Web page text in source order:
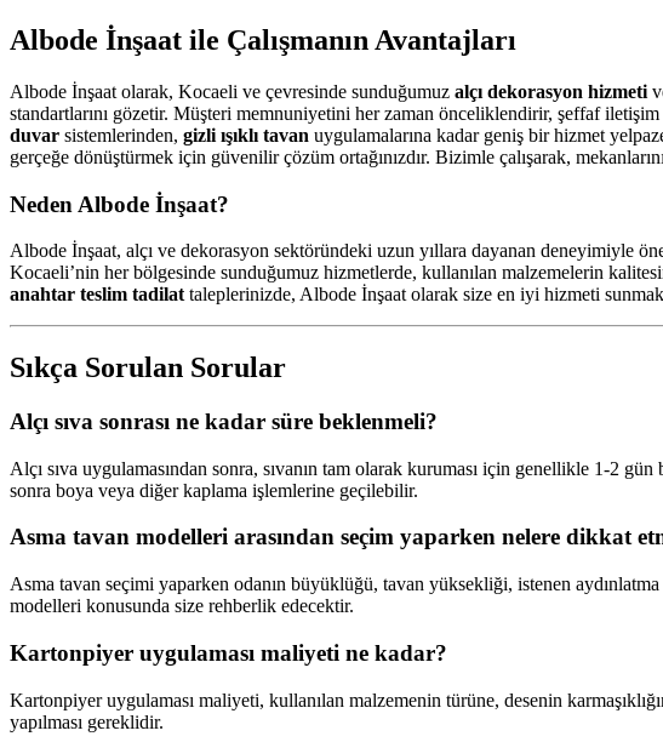
Albode İnşaat ile Çalışmanın Avantajları
Albode İnşaat olarak, Kocaeli ve çevresinde sunduğumuz alçı dekorasyon hizmeti
standartlarını gözetir. Müşteri memnuniyetini her zaman önceliklendirir, şeffaf iletişim
duvar sistemlerinden, gizli ışıklı tavan uygulamalarına kadar geniş bir hizmet
gerçeğe dönüştürmek için güvenilir çözüm ortağınızdır. Bizimle çalışarak,
Neden Albode İnşaat?
Albode İnşaat, alçı ve dekorasyon sektöründeki uzun yıllara dayanan deneyimiyle
Kocaeli’nin her bölgesinde sunduğumuz hizmetlerde, kullanılan malzemelerin
anahtar teslim tadilat taleplerinizde, Albode İnşaat olarak size en iyi hizmeti
Sıkça Sorulan Sorular
Alçı sıva sonrası ne kadar süre beklenmeli?
Alçı sıva uygulamasından sonra, sıvanın tam olarak kuruması için genellikle 1-2
sonra boya veya diğer kaplama işlemlerine geçilebilir.
Asma tavan modelleri arasından seçim yaparken nelere dikkat
Asma tavan seçimi yaparken odanın büyüklüğü, tavan yüksekliği, istenen
modelleri konusunda size rehberlik edecektir.
Kartonpiyer uygulaması maliyeti ne kadar?
Kartonpiyer uygulaması maliyeti, kullanılan malzemenin türüne, desenin
yapılması gereklidir.